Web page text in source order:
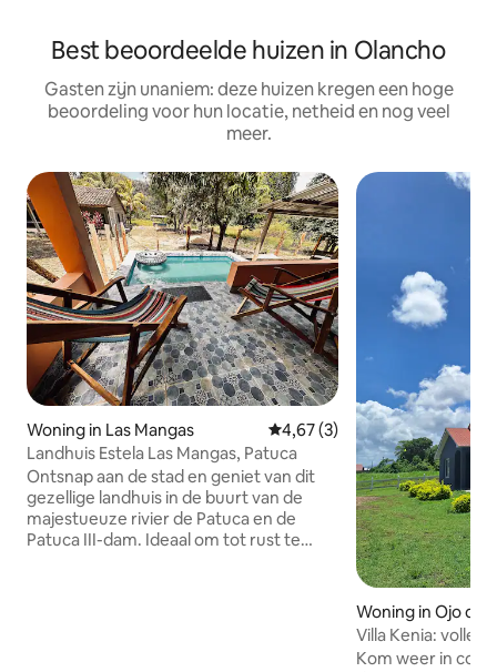
Best beoordeelde huizen in Olancho
Gasten zijn unaniem: deze huizen kregen een hoge
beoordeling voor hun locatie, netheid en nog veel
meer.
Woning in Las Mangas Gemiddelde beoordeling van
4,67 (3)
Landhuis Estela Las Mangas, Patuca
Ontsnap aan de stad en geniet van dit
gezellige landhuis in de buurt van de
majestueuze rivier de Patuca en de
Patuca III-dam. Ideaal om tot rust te
Woning in Ojo de
Villa Kenia:
airconditioning
Kom weer in